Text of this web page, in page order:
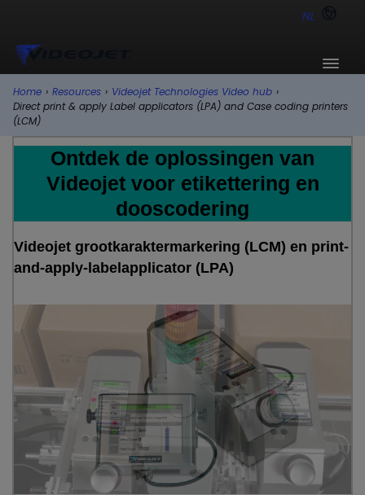
NL
Home › Resources › Videojet Technologies Video hub ›
Direct print & apply Label applicators (LPA) and Case coding printers
(LCM)
Ontdek de oplossingen van
Videojet voor etikettering en
dooscodering
Videojet grootkaraktermarkering (LCM) en print-
and-apply-labelapplicator (LPA)